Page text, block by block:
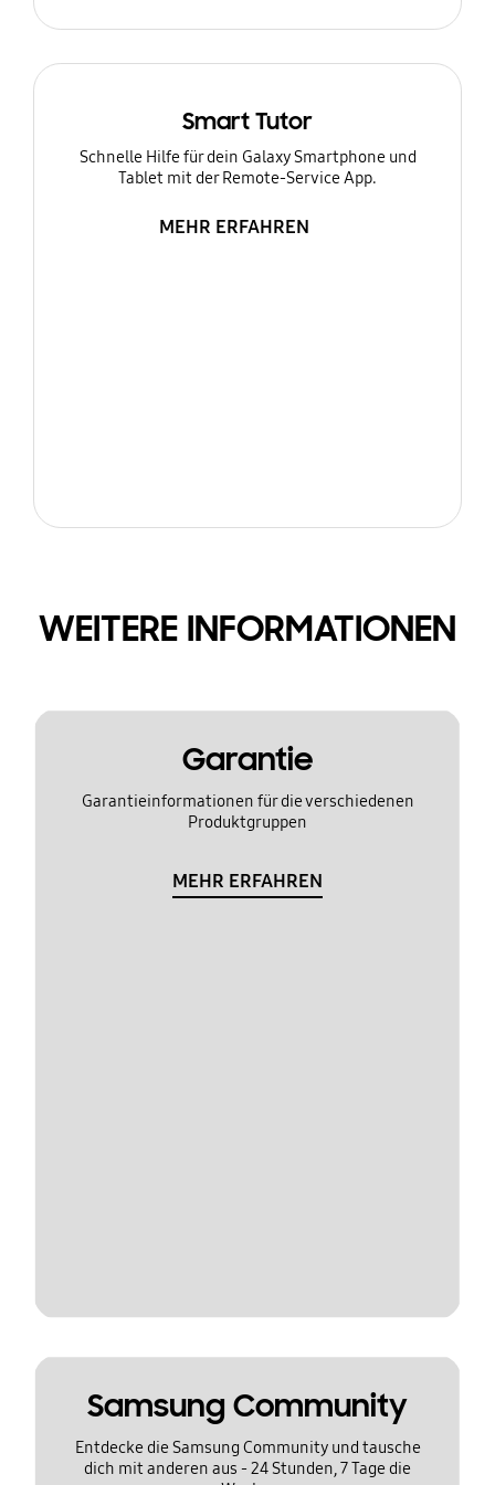
Smart Tutor
Schnelle Hilfe für dein Galaxy Smartphone und
Tablet mit der Remote-Service App.
MEHR ERFAHREN
WEITERE INFORMATIONEN
Garantie
Garantieinformationen für die verschiedenen
Produktgruppen
MEHR ERFAHREN
Samsung Community
Entdecke die Samsung Community und tausche
dich mit anderen aus - 24 Stunden, 7 Tage die